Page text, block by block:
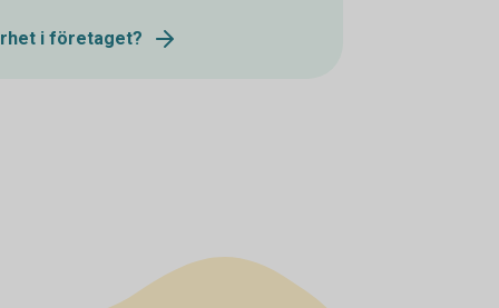
i företaget?